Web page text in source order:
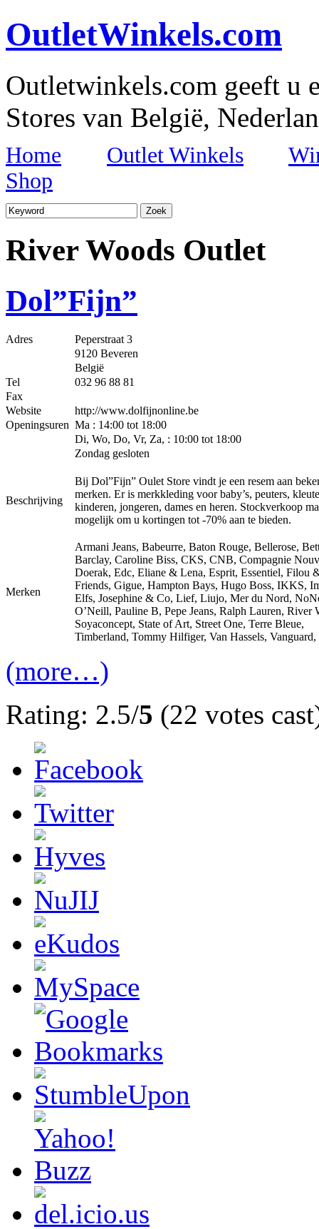
OutletWinkels.com
Outletwinkels.com geeft u
Stores van België,
Home Outlet Winkels
Shop
River Woods Outlet
Dol”Fijn”
Adres
Peperstraat 3
9120 Beveren
België
Tel
032 96 88 81
Fax
Website
http://www.dolfijnonline.be
Openingsuren Ma : 14:00 tot 18:00
Di, Wo, Do, Vr, Za, : 10:00 tot 18:00
Zondag gesloten
Beschrijving
Bij Dol”Fijn” Oulet Store vindt je een resem aan
merken. Er is merkkleding voor baby’s, peuters,
kinderen, jongeren, dames en heren. Stockverkoop
mogelijk om u kortingen tot -70% aan te bieden.
Merken
Armani Jeans, Babeurre, Baton Rouge, Bellerose,
Barclay, Caroline Biss, CKS, CNB, Compagnie
Doerak, Edc, Eliane & Lena, Esprit, Essentiel, Filou
Friends, Gigue, Hampton Bays, Hugo Boss, IKKS,
Elfs, Josephine & Co, Lief, Liujo, Mer du Nord,
O’Neill, Pauline B, Pepe Jeans, Ralph Lauren, River
Soyaconcept, State of Art, Street One, Terre Bleue,
Timberland, Tommy Hilfiger, Van Hassels,
(more…)
Rating: 2.5/5 (22 votes